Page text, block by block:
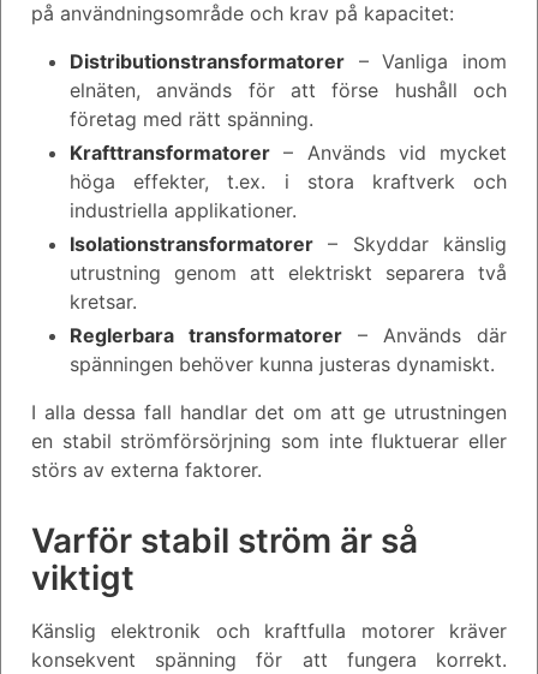
på användningsområde och krav på kapacitet:
Distributionstransformatorer – Vanliga inom
elnäten, används för att förse hushåll och
företag med rätt spänning.
Krafttransformatorer – Används vid mycket
höga effekter, t.ex. i stora kraftverk och
industriella applikationer.
Isolationstransformatorer – Skyddar känslig
utrustning genom att elektriskt separera två
kretsar.
Reglerbara transformatorer – Används där
spänningen behöver kunna justeras dynamiskt.
I alla dessa fall handlar det om att ge utrustningen
en stabil strömförsörjning som inte fluktuerar eller
störs av externa faktorer.
Varför stabil ström är så
viktigt
Känslig elektronik och kraftfulla motorer kräver
konsekvent spänning för att fungera korrekt.